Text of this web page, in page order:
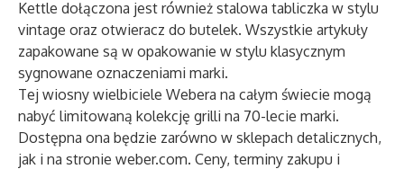
Kettle dołączona jest również stalowa tabliczka w stylu
vintage oraz otwieracz do butelek. Wszystkie artykuły
zapakowane są w opakowanie w stylu klasycznym
sygnowane oznaczeniami marki.
Tej wiosny wielbiciele Webera na całym świecie mogą
nabyć limitowaną kolekcję grilli na 70-lecie marki.
Dostępna ona będzie zarówno w sklepach detalicznych,
jak i na stronie weber.com. Ceny, terminy zakupu i